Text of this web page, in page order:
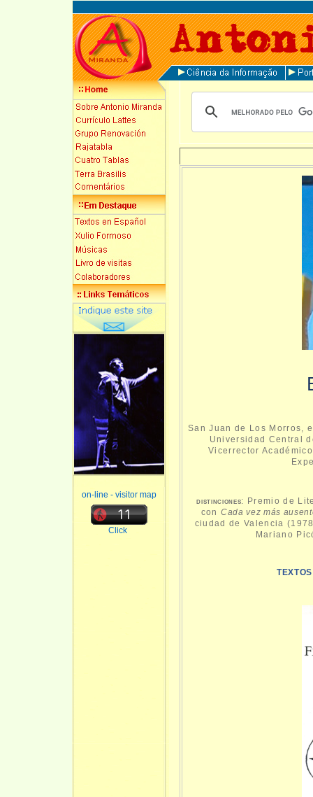
on-line - visitor map
Click
San Juan de Los Morros,
Universidad Central
Vicerrector
distinciones: Premio de
con Cada vez más
ciudad de Valencia
Mariano
T